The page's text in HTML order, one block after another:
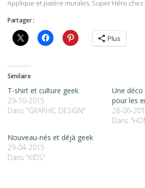
Applique et patère murales, Super Héro chez
Partager :
Plus
Similaire
T-shirt et culture geek
29-10-2015
Dans "GRAPHIC DESIGN"
Une déco
pour les
28-06-
Dans
Nouveau-nés et déjà geek
29-04-2015
Dans "KIDS"